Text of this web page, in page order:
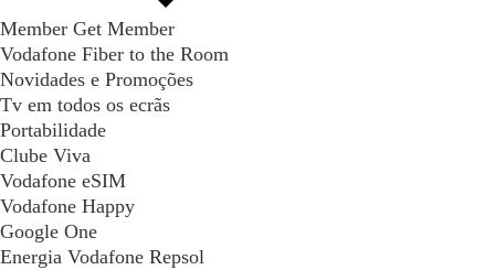
Member Get Member
Vodafone Fiber to the Room
Novidades e Promoções
Tv em todos os ecrãs
Portabilidade
Clube Viva
Vodafone eSIM
Vodafone Happy
Google One
Energia Vodafone Repsol